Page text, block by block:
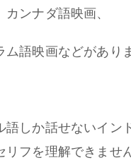
カンナダ語映画、
ム語映画などがあり
語しか話せないイン
リフを理解できませ